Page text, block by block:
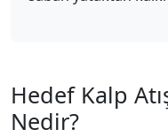
Hedef Kalp
Nedir?